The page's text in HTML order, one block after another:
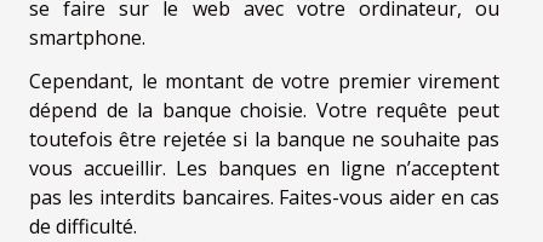
se faire sur le web avec votre ordinateur, ou
smartphone.
Cependant, le montant de votre premier virement
dépend de la banque choisie. Votre requête peut
toutefois être rejetée si la banque ne souhaite pas
vous accueillir. Les banques en ligne n’acceptent
pas les interdits bancaires. Faites-vous aider en cas
de difficulté.